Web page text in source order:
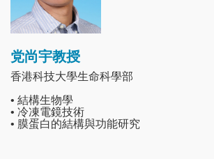
党尚宇教授
香港科技大學生命科學部
• 結構生物學
• 冷凍電鏡技術
• 膜蛋白的結構與功能研究